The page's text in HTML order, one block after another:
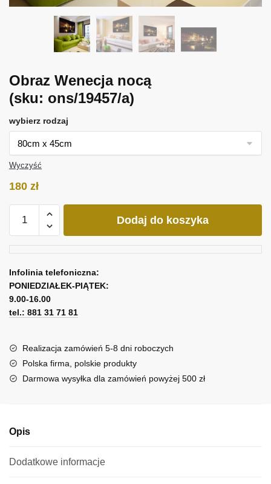
Obraz Wenecja nocą
(sku: ons/19457/a)
wybierz rodzaj
Wyczyść
180 zł
Obraz
Dodaj do koszyka
Infolinia telefoniczna:
PONIEDZIAŁEK-PIĄTEK:
9.00-16.00
tel.: 881 31 71 81
Realizacja zamówień 5-8 dni roboczych
Polska firma, polskie produkty
Darmowa wysyłka dla zamówień powyżej 500 zł
Opis
Dodatkowe informacje